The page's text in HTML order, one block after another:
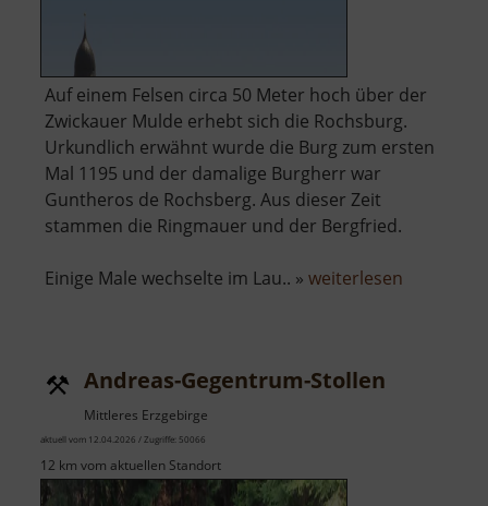
Auf einem Felsen circa 50 Meter hoch über der
Zwickauer Mulde erhebt sich die Rochsburg.
Urkundlich erwähnt wurde die Burg zum ersten
Mal 1195 und der damalige Burgherr war
Guntheros de Rochsberg. Aus dieser Zeit
stammen die Ringmauer und der Bergfried.
Einige Male wechselte im Lau.. » weiterlesen
Andreas-Gegentrum-Stollen
Mittleres Erzgebirge
aktuell vom 12.04.2026 / Zugriffe: 50066
12 km vom aktuellen Standort